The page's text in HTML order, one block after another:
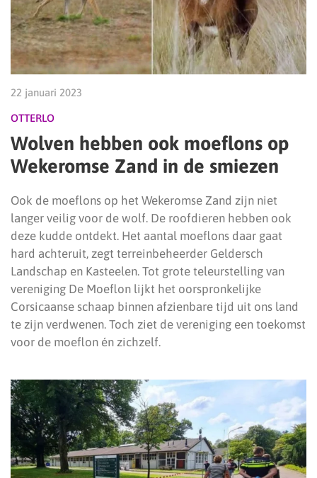
22 januari 2023
OTTERLO
Wolven hebben ook moeflons op
Wekeromse Zand in de smiezen
Ook de moeflons op het Wekeromse Zand zijn niet
langer veilig voor de wolf. De roofdieren hebben ook
deze kudde ontdekt. Het aantal moeflons daar gaat
hard achteruit, zegt terreinbeheerder Geldersch
Landschap en Kasteelen. Tot grote teleurstelling van
vereniging De Moeflon lijkt het oorspronkelijke
Corsicaanse schaap binnen afzienbare tijd uit ons land
te zijn verdwenen. Toch ziet de vereniging een toekomst
voor de moeflon én zichzelf.